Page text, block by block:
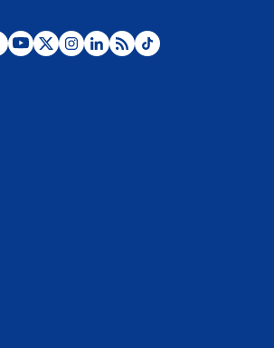
Posesión de Abelardo De La Espriella